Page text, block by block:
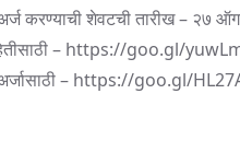
करण्याची शेवटची तारीख – २७
– https://goo.gl/
– https://goo.gl/